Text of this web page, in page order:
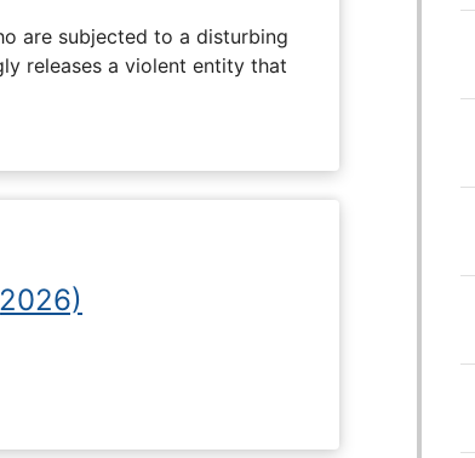
are subjected to a disturbing
releases a violent entity that